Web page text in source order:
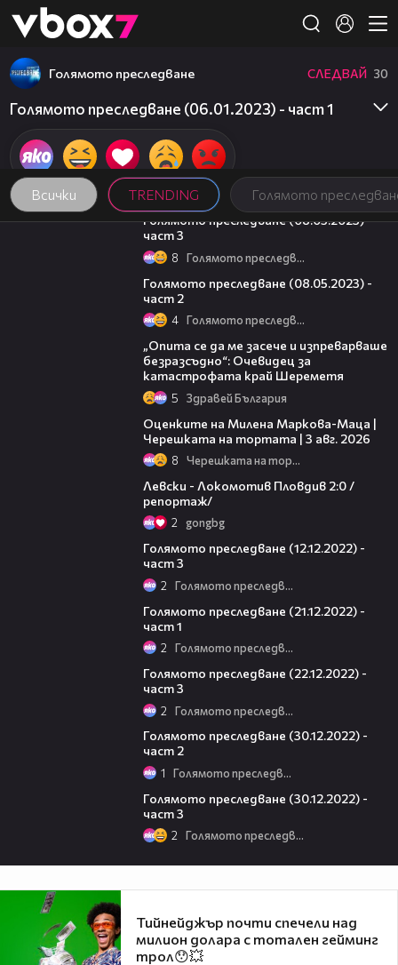
👾
Всички TRENDING Голямото
Голямото преследване СЛЕДВАЙ 30
Голямото преследване (06.01.2023) - част 1
09:13
Голямото преследване (08.05.2023) -
част 3
8 Голямото преследване
Голямото преследване (08.05.2023) -
част 2
4 Голямото преследване
„Опита се да ме засече и изпреварваше
безразсъдно“: Очевидец за
катастрофата край Шереметя
5 Здравей България
Оценките на Милена Маркова-Маца |
Черешката на тортата | 3 авг. 2026
8 Черешката на тортата
Левски - Локомотив Пловдив 2:0 /
репортаж/
2 gongbg
Голямото преследване (12.12.2022) -
част 3
2 Голямото преследване
Голямото преследване (21.12.2022) -
част 1
2 Голямото преследване
Голямото преследване (22.12.2022) -
част 3
2 Голямото преследване
Голямото преследване (30.12.2022) -
част 2
1 Голямото преследване
Голямото преследване (30.12.2022) -
част 3
2 Голямото преследване
Тийнейджър почти спечели над
милион долара с тотален гейминг
трол😯💥